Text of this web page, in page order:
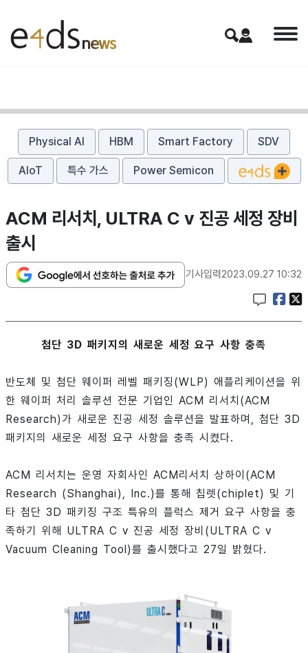
Physical AI HBM Smart Factory SDV
AIoT 특수 가스 Power Semicon
ACM 리서치, ULTRA C v 진공 세정 장비
출시
기사입력2023.09.27 10:32
첨단 3D 패키지의 새로운 세정 요구 사항 충족
반도체 및 첨단 웨이퍼 레벨 패키징(WLP) 애플리케이션을 위
한 웨이퍼 처리 솔루션 전문 기업인 ACM 리서치(ACM
Research)가 새로운 진공 세정 솔루션을 발표하며, 첨단 3D
패키지의 새로운 세정 요구 사항을 충족 시켰다.
ACM 리서치는 운영 자회사인 ACM리서치 상하이(ACM
Research (Shanghai), Inc.)를 통해 칩렛(chiplet) 및 기
타 첨단 3D 패키징 구조 특유의 플럭스 제거 요구 사항을 충
족하기 위해 ULTRA C v 진공 세정 장비(ULTRA C v
Vacuum Cleaning Tool)를 출시했다고 27일 밝혔다.